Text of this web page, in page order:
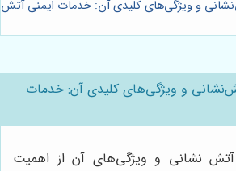
و ویژگی‌های کلیدی آن: خدمات ایمنی آتش
و ویژگی‌های کلیدی آن: خدمات
آتش نشانی و ویژگی‌های آن از اهمیت